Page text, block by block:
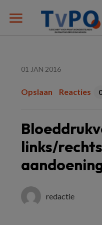
01 JAN 2016
Opslaan Reacties 0
links/
redactie